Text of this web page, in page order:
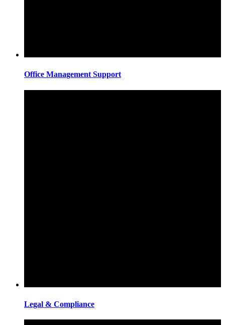
Office Management Support
Legal & Compliance